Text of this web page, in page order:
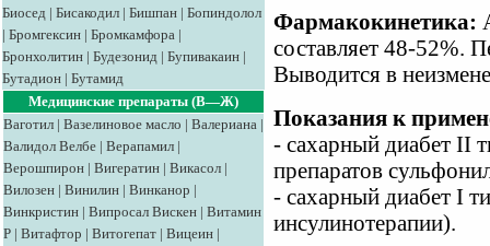
Биосед | Бисакодил | Бишпан | Бопиндолол
| Бромгексин | Бромкамфора |
Бронхолитин | Будезонид | Бупивакаин |
Бутадион | Бутамид
Медицинские препараты (В—Ж)
Ваготил | Вазелиновое масло | Валериана |
Валидол Велбе | Верапамил |
Верошпирон | Вигератин | Викасол |
Вилозен | Винилин | Винканор |
Винкристин | Випросал Вискен | Витамин
Р | Витафтор | Витогепат | Вицеин |
Фармакокинетика:
составляет 48-52%.
Выводится в
Показания к
- сахарный диабет II
препаратов
- сахарный диабет I
инсулинотерапии).